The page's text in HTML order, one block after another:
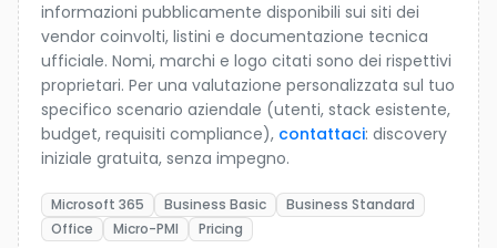
informazioni pubblicamente disponibili sui siti dei
vendor coinvolti, listini e documentazione tecnica
ufficiale. Nomi, marchi e logo citati sono dei rispettivi
proprietari. Per una valutazione personalizzata sul tuo
specifico scenario aziendale (utenti, stack esistente,
budget, requisiti compliance), contattaci: discovery
iniziale gratuita, senza impegno.
Microsoft 365 Business Basic
Business Standard
Office
Micro-PMI Pricing